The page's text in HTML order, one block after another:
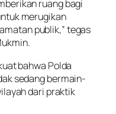
ruang bagi
merugikan
publik,” tegas
bahwa Polda
sedang bermain-
dari praktik